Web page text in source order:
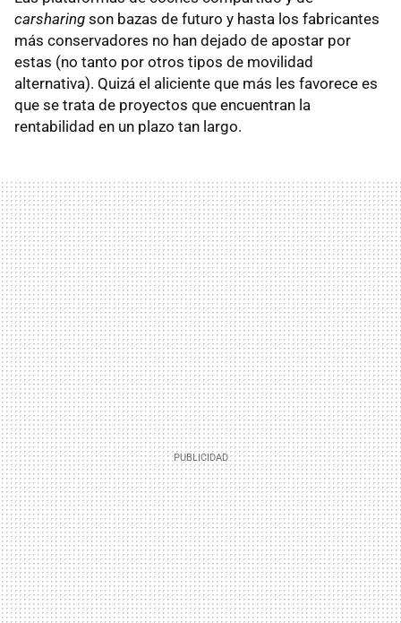
carsharing son bazas de futuro y hasta los fabricantes
más conservadores no han dejado de apostar por
estas (no tanto por otros tipos de movilidad
alternativa). Quizá el aliciente que más les favorece es
que se trata de proyectos que encuentran la
rentabilidad en un plazo tan largo.